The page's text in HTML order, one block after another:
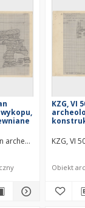
archeologiczny
KZG, VI
KZG, VI
Obiekt